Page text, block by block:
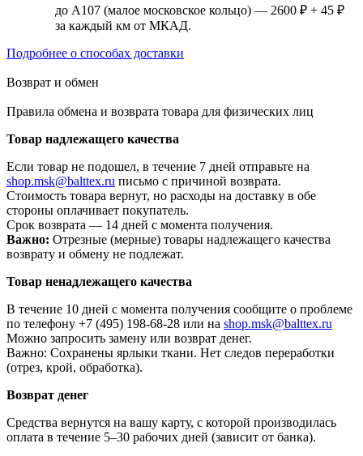
до А107 (малое московское кольцо) — 2600 ₽ + 45 ₽
за каждый км от МКАД.
Подробнее о способах доставки
Возврат и обмен
Правила обмена и возврата товара для физических лиц
Товар надлежащего качества
Если товар не подошел, в течение 7 дней отправьте на
shop.msk@balttex.ru письмо с причиной возврата.
Стоимость товара вернут, но расходы на доставку в обе
стороны оплачивает покупатель.
Срок возврата — 14 дней с момента получения.
Важно: Отрезные (мерные) товары надлежащего качества
возврату и обмену не подлежат.
Товар ненадлежащего качества
В течение 10 дней с момента получения сообщите о проблеме
по телефону +7 (495) 198-68-28 или на shop.msk@balttex.ru
Можно запросить замену или возврат денег.
Важно: Сохранены ярлыки ткани. Нет следов переработки
(отрез, крой, обработка).
Возврат денег
Средства вернутся на вашу карту, с которой производилась
оплата в течение 5–30 рабочих дней (зависит от банка).